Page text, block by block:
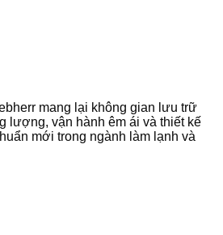
mang lại không gian lưu trữ
lượng, vận hành êm ái và thiết kế
mới trong ngành làm lạnh và